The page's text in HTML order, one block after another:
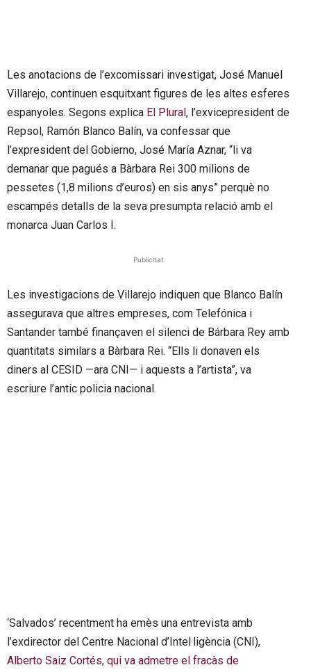
Les anotacions de l’excomissari investigat, José Manuel
Villarejo, continuen esquitxant figures de les altes esferes
espanyoles. Segons explica El Plural, l’exvicepresident de
Repsol, Ramón Blanco Balín, va confessar que
l’expresident del Gobierno, José María Aznar, “li va
demanar que pagués a Bàrbara Rei 300 milions de
pessetes (1,8 milions d’euros) en sis anys” perquè no
escampés detalls de la seva presumpta relació amb el
monarca Juan Carlos I.
Publicitat
Les investigacions de Villarejo indiquen que Blanco Balín
assegurava que altres empreses, com Telefónica i
Santander també finançaven el silenci de Bárbara Rey amb
quantitats similars a Bàrbara Rei. “Ells li donaven els
diners al CESID —ara CNI— i aquests a l’artista”, va
escriure l’antic policia nacional.
‘Salvados’ recentment ha emès una entrevista amb
l’exdirector del Centre Nacional d’Intel·ligència (CNI),
Alberto Saiz Cortés, qui va admetre el fracàs de